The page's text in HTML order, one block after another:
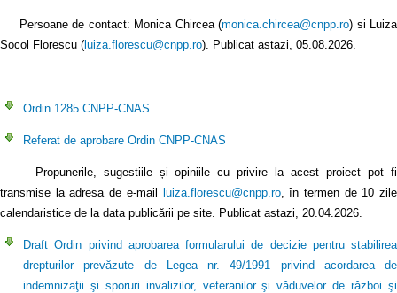
Persoane de contact: Monica Chircea (monica.chircea@cnpp.ro) si Luiza
Socol Florescu ( luiza.florescu@cnpp.ro). Publicat astazi, 05.08.2026.
Ordin 1285 CNPP-CNAS
Referat de aprobare Ordin CNPP-CNAS
Propunerile, sugestiile și opiniile cu privire la acest proiect pot fi
transmise la adresa de e-mail
luiza.florescu@cnpp.ro, în termen de 10 zile
calendaristice de la data publicării pe site. Publicat astazi, 20.04.2026.
Draft Ordin privind aprobarea formularului de decizie pentru stabilirea
drepturilor prevăzute de Legea nr. 49/1991 privind acordarea de
indemnizaţii şi sporuri invalizilor, veteranilor şi văduvelor de război şi